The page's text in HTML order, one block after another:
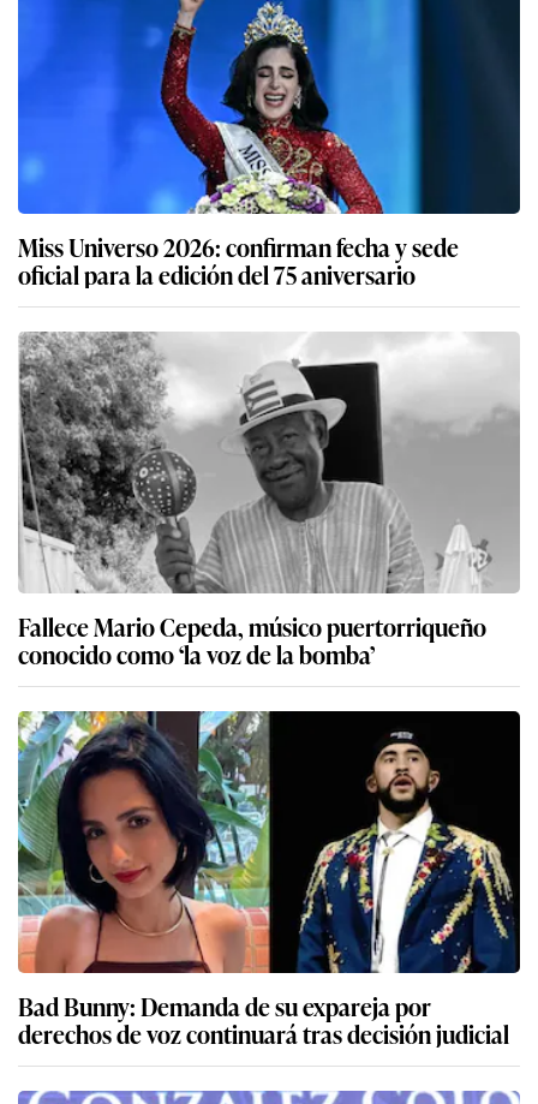
Miss Universo 2026: confirman fecha y sede
oficial para la edición del 75 aniversario
Fallece Mario Cepeda, músico puertorriqueño
conocido como ‘la voz de la bomba’
Bad Bunny: Demanda de su expareja por
derechos de voz continuará tras decisión judicial